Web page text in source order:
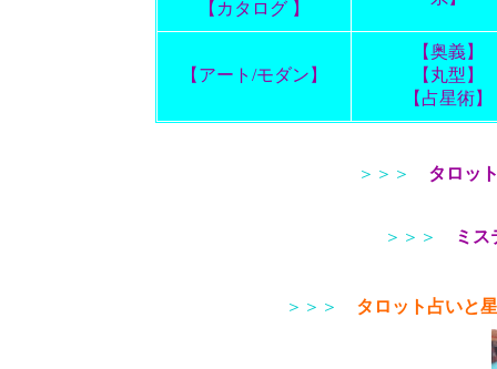
【カタログ 】
【アート/モダン】
【奥義】
【丸型】
【占星術】
＞＞＞ タロッ
＞＞＞ ミス
＞＞＞ タロット占いと